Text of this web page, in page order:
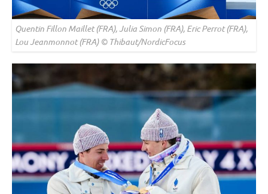
Quentin Fillon Maillet (FRA), Julia Simon (FRA), Eric Perrot (FRA),
Lou Jeanmonnot (FRA) © Thibaut/NordicFocus